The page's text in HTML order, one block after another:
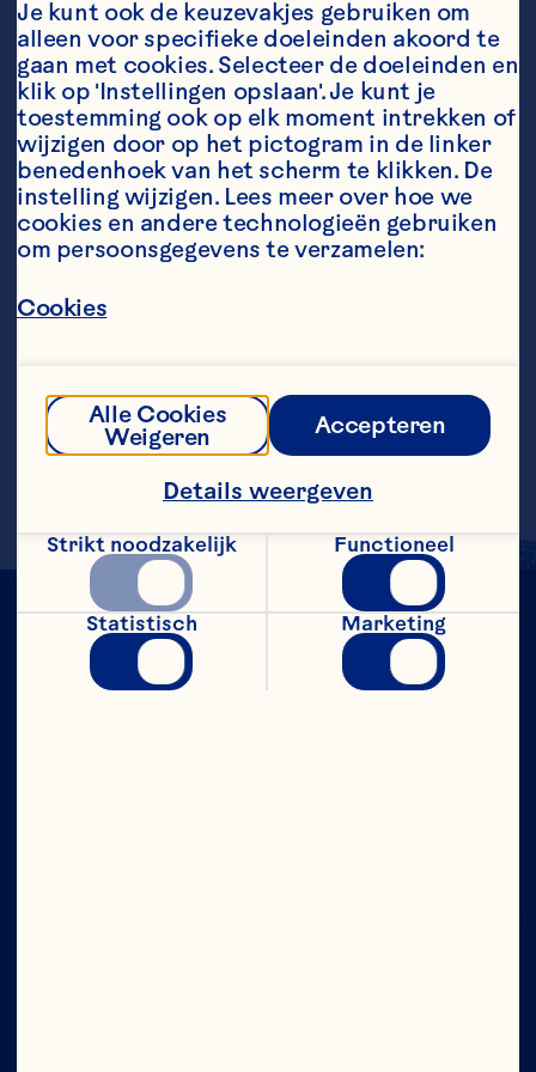
Ingredients
150 ml Ocean Spray® Cranberry Blueberry
50 ml wodka
sap van 1 limoenpart
ijsblokjes
Steps
er wodka en Ocean Spray® Cranberry
Blueberry bij. Knijp een flinke limoenpart
er boven uit. Roer, neem een slok en
Je kunt ook de keuzevakjes gebruiken om
alleen voor specifieke doeleinden akoord te
gaan met cookies. Selecteer de doeleinden en
klik op 'Instellingen opslaan'. Je kunt je
toestemming ook op elk moment intrekken of
wijzigen door op het pictogram in de linker
benedenhoek van het scherm te klikken. De
instelling wijzigen. Lees meer over hoe we
cookies en andere technologieën gebruiken
om persoonsgegevens te verzamelen:
Cookies
Alle Cookies
Weigeren
Accepteren
Details weergeven
Strikt noodzakelijk Functioneel
Statistisch Marketing